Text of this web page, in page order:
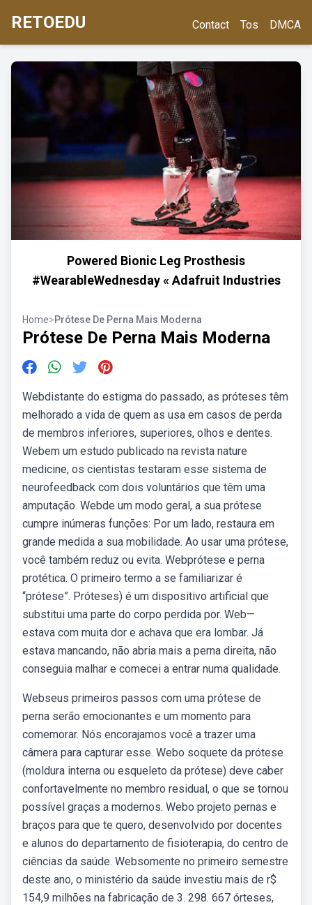
RETOEDU Contact Tos DMCA
Powered Bionic Leg Prosthesis
#WearableWednesday « Adafruit Industries
Home>Prótese De Perna Mais Moderna
Prótese De Perna Mais Moderna
Webdistante do estigma do passado, as próteses têm
melhorado a vida de quem as usa em casos de perda
de membros inferiores, superiores, olhos e dentes.
Webem um estudo publicado na revista nature
medicine, os cientistas testaram esse sistema de
neurofeedback com dois voluntários que têm uma
amputação. Webde um modo geral, a sua prótese
cumpre inúmeras funções: Por um lado, restaura em
grande medida a sua mobilidade. Ao usar uma prótese,
você também reduz ou evita. Webprótese e perna
protética. O primeiro termo a se familiarizar é
“prótese”. Próteses) é um dispositivo artificial que
substitui uma parte do corpo perdida por. Web—
estava com muita dor e achava que era lombar. Já
estava mancando, não abria mais a perna direita, não
conseguia malhar e comecei a entrar numa qualidade.
Webseus primeiros passos com uma prótese de
perna serão emocionantes e um momento para
comemorar. Nós encorajamos você a trazer uma
câmera para capturar esse. Webo soquete da prótese
(moldura interna ou esqueleto da prótese) deve caber
confortavelmente no membro residual, o que se tornou
possível graças a modernos. Webo projeto pernas e
braços para que te quero, desenvolvido por docentes
e alunos do departamento de fisioterapia, do centro de
ciências da saúde. Websomente no primeiro semestre
deste ano, o ministério da saúde investiu mais de r$
154,9 milhões na fabricação de 3. 298. 667 órteses,